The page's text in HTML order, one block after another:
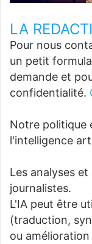
LA
Pour nous
un petit
demande et
confidentialité.
Notre politique
l'intelligence
Les analyses
journalistes.
L'IA peut être
(traduction,
ou